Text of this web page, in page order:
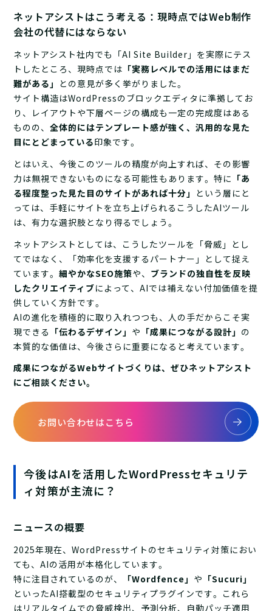
ネットアシストはこう考える：現時点ではWeb制作
会社の代替にはならない
ネットアシスト社内でも「AI Site Builder」を実際にテス
トしたところ、現時点では 「実務レベルでの活用にはまだ
難がある」 との意見が多く挙がりました。
サイト構造はWordPressのブロックエディタに準拠してお
り、レイアウトや下層ページの構成も一定の完成度はある
ものの、全体的にはテンプレート感が強く、汎用的な見た
目にとどまっている印象です。
とはいえ、今後このツールの精度が向上すれば、その影響
力は無視できないものになる可能性もあります。特に 「あ
る程度整った見た目のサイトがあれば十分」 という層にと
っては、手軽にサイトを立ち上げられるこうしたAIツール
は、有力な選択肢となり得るでしょう。
ネットアシストとしては、こうしたツールを「脅威」とし
てではなく、「効率化を支援するパートナー」として捉え
ています。細やかなSEO施策や、 ブランドの独自性を反映
したクリエイティブによって、AIでは補えない付加価値を提
供していく方針です。
AIの進化を積極的に取り入れつつも、人の手だからこそ実
現できる 「伝わるデザイン」 や 「成果につながる設計」 の
本質的な価値は、今後さらに重要になると考えています。
成果につながるWebサイトづくりは、ぜひネットアシスト
にご相談ください。
お問い合わせはこちら
今後はAIを活用したWordPressセキュリテ
ィ対策が主流に？
ニュースの概要
2025年現在、WordPressサイトのセキュリティ対策におい
ても、AIの活用が本格化しています。
特に注目されているのが、
「Wordfence」 や 「Sucuri」
といったAI搭載型のセキュリティプラグインです。これら
はリアルタイムでの脅威検出、予測分析、自動パッチ適用